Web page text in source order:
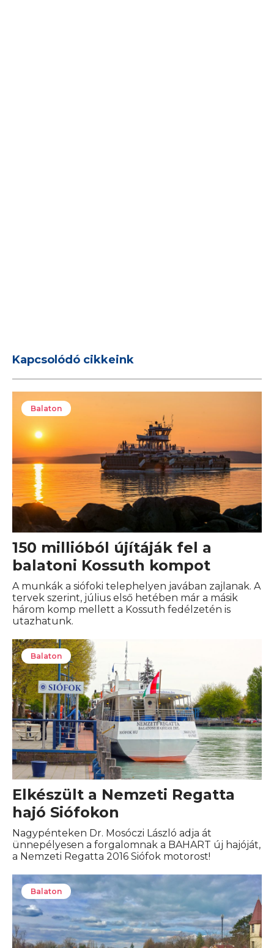
Kapcsolódó cikkeink
Balaton
150 millióból újítáják fel a
balatoni Kossuth kompot
A munkák a siófoki telephelyen javában zajlanak. A
tervek szerint, július első hetében már a másik
három komp mellett a Kossuth fedélzetén is
utazhatunk.
Balaton
Elkészült a Nemzeti Regatta
hajó Siófokon
Nagypénteken Dr. Mosóczi László adja át
ünnepélyesen a forgalomnak a BAHART új hajóját,
a Nemzeti Regatta 2016 Siófok motorost!
Balaton